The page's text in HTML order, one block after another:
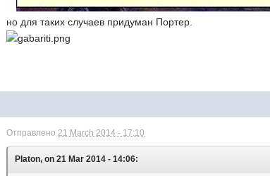
но для таких случаев придуман Портер.
Отправлено21 March 2014 - 17:10
Platon, on 21 Mar 2014 - 14:06: